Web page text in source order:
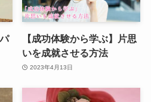
【成功体験から学ぶ】片思
いを成就させる方法
2023年4月13日